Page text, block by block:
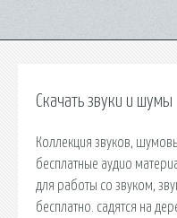
Скачать звуки и шумы
Коллекция звуков,
бесплатные аудио
для работы со звуком,
бесплатно. садятся на